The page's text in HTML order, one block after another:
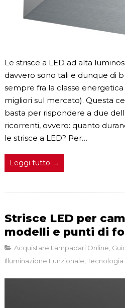
Le strisce a LED ad alta
davvero sono tali e dunque di
sempre fra la classe energetica
migliori sul mercato). Questa
basta per rispondere a due
ricorrenti, ovvero: quanto
le strisce a LED? Per…
Leggi tutto →
Strisce LED per
modelli e punti di
Acquistare Lampadari Online
Illuminazione Funzionale Tecnologia